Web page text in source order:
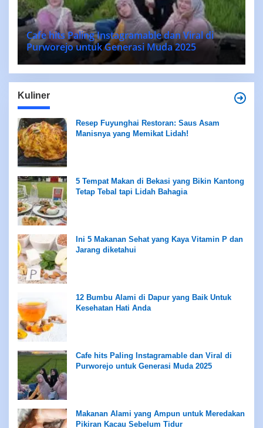
Cafe hits Paling Instagramable dan Viral di
Purworejo untuk Generasi Muda 2025
Kuliner
Resep Fuyunghai Restoran: Saus Asam
Manisnya yang Memikat Lidah!
5 Tempat Makan di Bekasi yang Bikin Kantong
Tetap Tebal tapi Lidah Bahagia
Ini 5 Makanan Sehat yang Kaya Vitamin P dan
Jarang diketahui
12 Bumbu Alami di Dapur yang Baik Untuk
Kesehatan Hati Anda
Cafe hits Paling Instagramable dan Viral di
Purworejo untuk Generasi Muda 2025
Makanan Alami yang Ampun untuk Meredakan
Pikiran Kacau Sebelum Tidur